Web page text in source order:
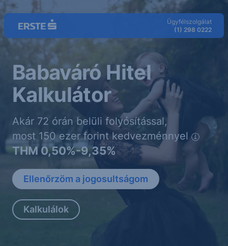
Ugrás a fő tartalomra
Ügyfélszolgálat
(1) 298 0222
Babaváró Hitel
Kalkulátor
Akár 72 órán belüli folyósítással,
most 150 ezer forint kedvezménnyel
THM 0,50%-9,35%
Ellenőrzöm a jogosultságom
Kalkulálok